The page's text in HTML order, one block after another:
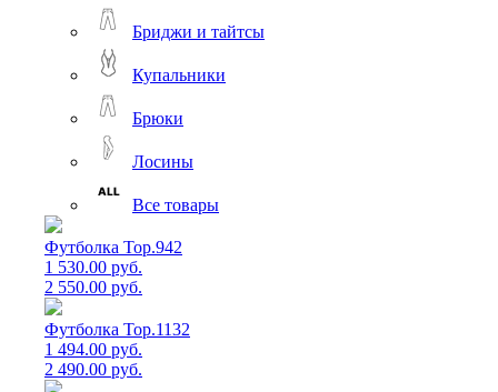
Бриджи и тайтсы
Купальники
Брюки
Лосины
Все товары
Футболка Top.942
1 530.00 руб.
2 550.00 руб.
Футболка Top.1132
1 494.00 руб.
2 490.00 руб.